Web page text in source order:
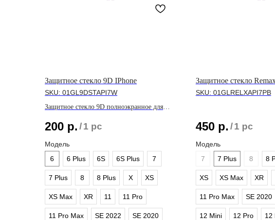
Защитное стекло 9D IPhone
SKU: 01GL9DSTAPI7W
Защитное стекло 9D полноэкранное для
200 р. /1 pc
Модель
6
6 Plus 6S 6S Plus 7
7 Plus 8 8 Plus X XS
XS Max XR 11 11 Pro
11 Pro Max SE 2022 SE 2020
Защитное стекло
SKU: 01GLRELXAPI7PB
450 р. /1 pc
Модель
7
7 Plus 8 8
XS XS Max XR
11 Pro Max SE 2020
12 Mini 12 Pro 12